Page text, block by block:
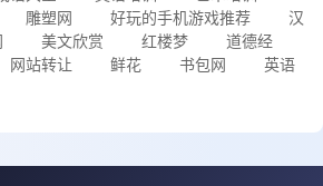
雕塑网 好玩的手机游戏推荐
汉
美文欣赏 红楼梦
道德经
网站转让 鲜花 书包网
英语